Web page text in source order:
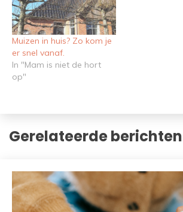
Muizen in huis? Zo kom je
er snel vanaf.
In "Mam is niet de hort
op"
Gerelateerde berichten